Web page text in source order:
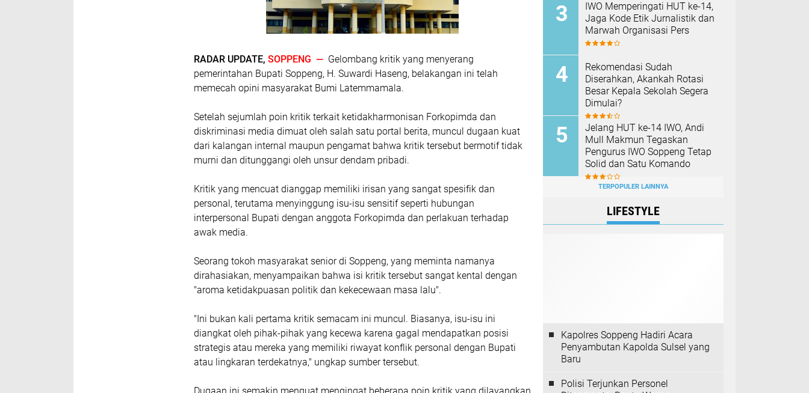
RADAR UPDATE, ​ SOPPENG — Gelombang kritik yang menyerang
pemerintahan Bupati Soppeng, H. Suwardi Haseng, belakangan ini telah
memecah opini masyarakat Bumi Latemmamala.
Setelah sejumlah poin kritik terkait ketidakharmonisan Forkopimda dan
diskriminasi media dimuat oleh salah satu portal berita, muncul dugaan kuat
dari kalangan internal maupun pengamat bahwa kritik tersebut bermotif tidak
murni dan ditunggangi oleh unsur dendam pribadi.
​Kritik yang mencuat dianggap memiliki irisan yang sangat spesifik dan
personal, terutama menyinggung isu-isu sensitif seperti hubungan
interpersonal Bupati dengan anggota Forkopimda dan perlakuan terhadap
awak media.
​Seorang tokoh masyarakat senior di Soppeng, yang meminta namanya
dirahasiakan, menyampaikan bahwa isi kritik tersebut sangat kental dengan
"aroma ketidakpuasan politik dan kekecewaan masa lalu".
​"Ini bukan kali pertama kritik semacam ini muncul. Biasanya, isu-isu ini
diangkat oleh pihak-pihak yang kecewa karena gagal mendapatkan posisi
strategis atau mereka yang memiliki riwayat konflik personal dengan Bupati
atau lingkaran terdekatnya," ungkap sumber tersebut.
IWO Memperingati HUT ke-14,
Jaga Kode Etik Jurnalistik dan
Marwah Organisasi Pers
Rekomendasi Sudah
Diserahkan, Akankah Rotasi
Besar Kepala Sekolah Segera
Dimulai?
Jelang HUT ke-14 IWO, Andi
Mull Makmun Tegaskan
Pengurus IWO Soppeng Tetap
Solid dan Satu Komando
TERPOPULER LAINNYA
LIFESTYLE
Kapolres Soppeng Hadiri Acara
Penyambutan Kapolda Sulsel yang
Baru
Polisi Terjunkan Personel